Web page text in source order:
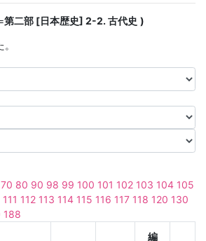
第二部 [日本歴史] 2-2. 古代史
70 80 90 98 99 100 101 102 103 104 105
111 112 113 114 115 116 117 118 120 130
188
編